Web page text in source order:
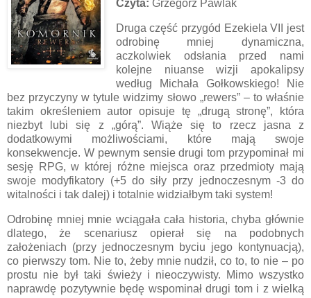
Czyta: Grzegorz Pawlak
Druga część przygód Ezekiela VII jest
odrobinę mniej dynamiczna,
aczkolwiek odsłania przed nami
kolejne niuanse wizji apokalipsy
według Michała Gołkowskiego! Nie
bez przyczyny w tytule widzimy słowo „rewers” – to właśnie
takim określeniem autor opisuje tę „drugą stronę”, która
niezbyt lubi się z „górą”. Wiąże się to rzecz jasna z
dodatkowymi możliwościami, które mają swoje
konsekwencje. W pewnym sensie drugi tom przypominał mi
sesję RPG, w której różne miejsca oraz przedmioty mają
swoje modyfikatory (+5 do siły przy jednoczesnym -3 do
witalności i tak dalej) i totalnie widziałbym taki system!
Odrobinę mniej mnie wciągała cała historia, chyba głównie
dlatego, że scenariusz opierał się na podobnych
założeniach (przy jednoczesnym byciu jego kontynuacją),
co pierwszy tom. Nie to, żeby mnie nudził, co to, to nie – po
prostu nie był taki świeży i nieoczywisty. Mimo wszystko
naprawdę pozytywnie będę wspominał drugi tom i z wielką